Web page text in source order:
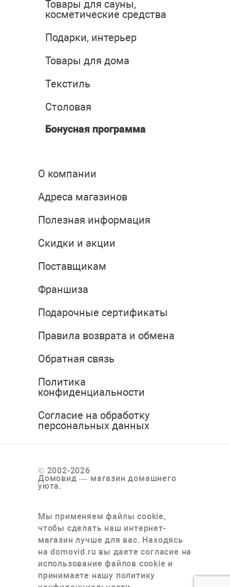
Товары для сауны,
косметические средства
Подарки, интерьер
Товары для дома
Текстиль
Столовая
Бонусная программа
О компании
Адреса магазинов
Полезная информация
Скидки и акции
Поставщикам
Франшиза
Подарочные сертификаты
Правила возврата и обмена
Обратная связь
Политика
конфиденциальности
Согласие на обработку
персональных данных
© 2002-2026
Домовид — магазин домашнего
уюта.
Мы применяем файлы cookie,
чтобы сделать наш интернет-
магазин лучше для вас. Находясь
на domovid.ru вы даете согласие на
использование файлов cookie и
принимаете нашу политику